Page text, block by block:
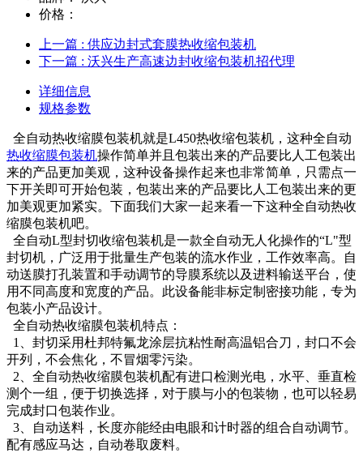
价格：
上一篇 : 供应边封式套膜热收缩包装机
下一篇 : 沃兴生产高速边封收缩包装机招代理
详细信息
规格参数
全自动热收缩膜包装机就是L450热收缩包装机，这种全自动
热收缩膜包装机操作简单并且包装出来的产品要比人工包装出
来的产品更加美观，这种设备操作起来也非常简单，只需点一
下开关即可开始包装，包装出来的产品要比人工包装出来的更
加美观更加紧实。下面我们大家一起来看一下这种全自动热收
缩膜包装机吧。
全自动L型封切收缩包装机是一款全自动无人化操作的“L"型
封切机，广泛用于批量生产包装的流水作业，工作效率高。自
动送膜打孔装置和手动调节的导膜系统以及进料输送平台，使
用不同高度和宽度的产品。此设备能非标定制密接功能，专为
包装小产品设计。
全自动热收缩膜包装机特点：
1、封切采用杜邦特氟龙涂层抗粘性耐高温铝合刀，封口不会
开列，不会焦化，不冒烟零污染。
2、全自动热收缩膜包装机配有进口检测光电，水平、垂直检
测个一组，便于切换选择，对于膜与小的包装物，也可以轻易
完成封口包装作业。
3、自动送料，长度亦能经由电眼和计时器的组合自动调节。
配有感应马达，自动卷取废料。